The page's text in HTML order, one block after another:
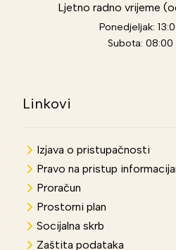
Ljetno radno vrijeme
Ponedjeljak:
Subota: 08:00
Linkovi
Izjava o pristupačnosti
Pravo na pristup
Proračun
Prostorni plan
Socijalna skrb
Zaštita podataka